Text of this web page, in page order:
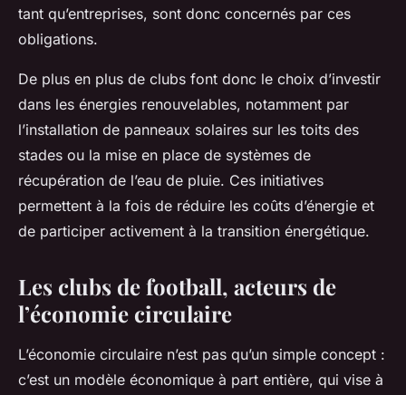
tant qu’entreprises, sont donc concernés par ces
obligations.
De plus en plus de clubs font donc le choix d’investir
dans les énergies renouvelables, notamment par
l’installation de panneaux solaires sur les toits des
stades ou la mise en place de systèmes de
récupération de l’eau de pluie. Ces initiatives
permettent à la fois de réduire les coûts d’énergie et
de participer activement à la transition énergétique.
Les clubs de football, acteurs de
l’économie circulaire
L’économie circulaire n’est pas qu’un simple concept :
c’est un modèle économique à part entière, qui vise à